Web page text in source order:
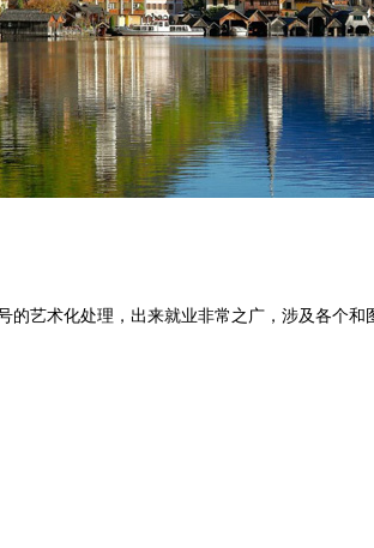
艺术化处理，出来就业非常之广，涉及各个和